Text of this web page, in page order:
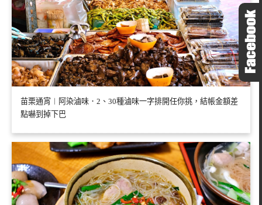
苗栗通宵︱阿染滷味．2、30種滷味一字排開任你挑，結帳金額差
點嚇到掉下巴